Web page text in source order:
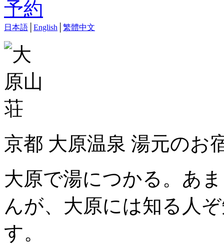
日本語 English 繁體中文
京都 大原温泉 湯元の
大原で湯につかる。あ
んが、大原には知る人
す。